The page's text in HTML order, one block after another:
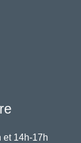
et 14h-17h